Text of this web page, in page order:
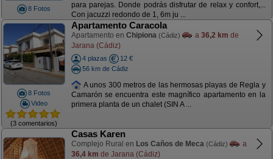
8 Fotos
para parejas. Donde podrás disfrutar de relax y confort,...
Con jacuzzi redondo de 1, 6m ju ...
8 Fotos
Video
(3 comentarios)
Apartamento Caracola
Apartamento en Chipiona (Cádiz) a 36,2 km de
Jarana (Cádiz)
4 plazas
12 €
56 km de Cádiz
A unos 300 metros de las hermosas playas de Regla y
Camarón se encuentra este magnífico apartamento en la
primera planta de un chalet (SIN A ...
Casas Karen
Complejo Rural en Los Caños de Meca (Cádiz)
a
36,4 km de Jarana (Cádiz)